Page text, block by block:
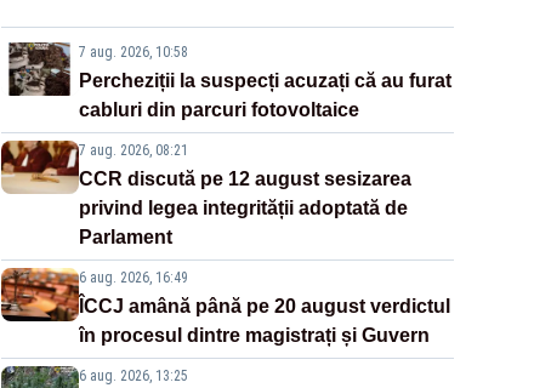
7 aug. 2026, 10:58
Percheziții la suspecți acuzați că au furat
cabluri din parcuri fotovoltaice
7 aug. 2026, 08:21
CCR discută pe 12 august sesizarea
privind legea integrității adoptată de
Parlament
6 aug. 2026, 16:49
ÎCCJ amână până pe 20 august verdictul
în procesul dintre magistrați și Guvern
6 aug. 2026, 13:25